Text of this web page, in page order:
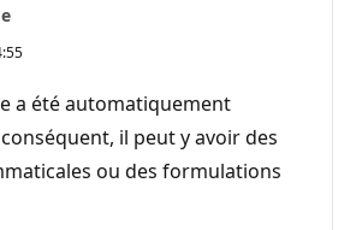
a été automatiquement
il peut y avoir des
ou des formulations